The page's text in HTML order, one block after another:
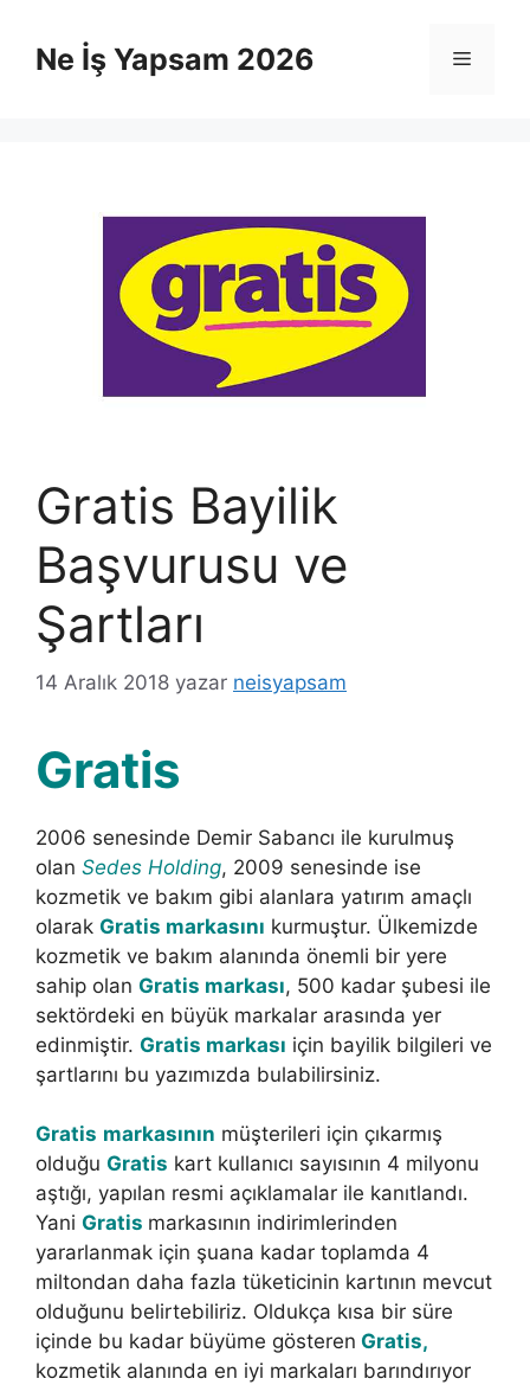
Ne İş Yapsam 2026 Menü
Gratis Bayilik
Başvurusu ve
Şartları
14 Aralık 2018 yazar neisyapsam
Gratis
2006 senesinde Demir Sabancı ile kurulmuş
olan Sedes Holding, 2009 senesinde ise
kozmetik ve bakım gibi alanlara yatırım amaçlı
olarak Gratis markasını kurmuştur. Ülkemizde
kozmetik ve bakım alanında önemli bir yere
sahip olan Gratis markası, 500 kadar şubesi ile
sektördeki en büyük markalar arasında yer
edinmiştir. Gratis markası için bayilik bilgileri ve
şartlarını bu yazımızda bulabilirsiniz.
Gratis markasının müşterileri için çıkarmış
olduğu Gratis kart kullanıcı sayısının 4 milyonu
aştığı, yapılan resmi açıklamalar ile kanıtlandı.
Yani Gratis markasının indirimlerinden
yararlanmak için şuana kadar toplamda 4
miltondan daha fazla tüketicinin kartının mevcut
olduğunu belirtebiliriz. Oldukça kısa bir süre
içinde bu kadar büyüme gösteren Gratis,
kozmetik alanında en iyi markaları barındırıyor